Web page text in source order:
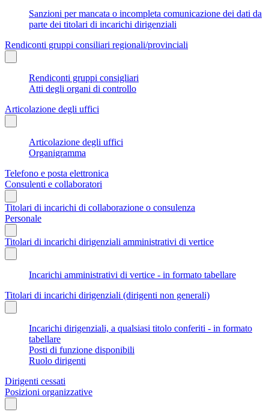
Sanzioni per mancata o incompleta comunicazione dei dati da
parte dei titolari di incarichi dirigenziali
Rendiconti gruppi consiliari regionali/provinciali
Rendiconti gruppi consigliari
Atti degli organi di controllo
Articolazione degli uffici
Articolazione degli uffici
Organigramma
Telefono e posta elettronica
Consulenti e collaboratori
Titolari di incarichi di collaborazione o consulenza
Personale
Titolari di incarichi dirigenziali amministrativi di vertice
Incarichi amministrativi di vertice - in formato tabellare
Titolari di incarichi dirigenziali (dirigenti non generali)
Incarichi dirigenziali, a qualsiasi titolo conferiti - in formato
tabellare
Posti di funzione disponibili
Ruolo dirigenti
Dirigenti cessati
Posizioni organizzative